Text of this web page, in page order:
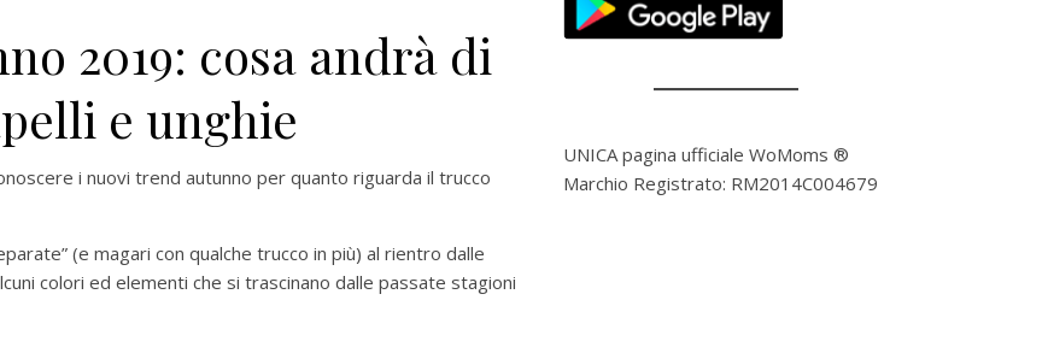
2019: cosa andrà di
e unghie
i nuovi trend autunno per quanto riguarda il trucco
(e magari con qualche trucco in più) al rientro dalle
colori ed elementi che si trascinano dalle passate stagioni
UNICA pagina ufficiale WoMoms ®
Marchio Registrato: RM2014C004679